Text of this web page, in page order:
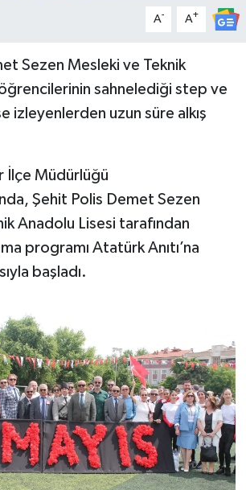
A- A+
Sezen Mesleki ve Teknik
sahnelediği step ve
izleyenlerden uzun süre alkış
İlçe Müdürlüğü
Şehit Polis Demet Sezen
Anadolu Lisesi tarafından
programı Atatürk Anıtı’na
başladı.